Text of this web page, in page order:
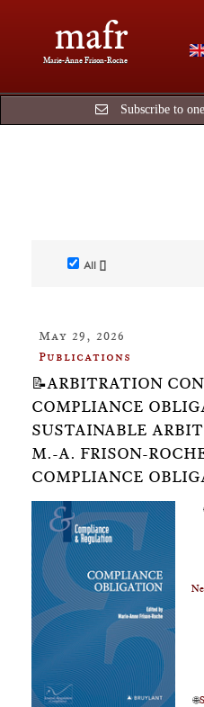
mafr
Marie-Anne Frison-Roche
Subscribe to
All []
May 29, 2026
Publications
📝ARBITRATION
COMPLIANCE
SUSTAINABLE
M.-A. FRISON-
COMPLIANCE
🌐